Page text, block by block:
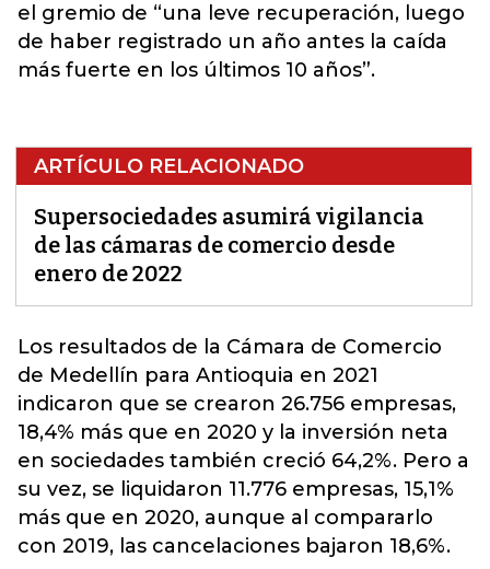
el gremio de “una leve recuperación, luego
de haber registrado un año antes la caída
más fuerte en los últimos 10 años”.
ARTÍCULO RELACIONADO
Supersociedades asumirá vigilancia
de las cámaras de comercio desde
enero de 2022
Los resultados de la Cámara de Comercio
de Medellín para Antioquia en 2021
indicaron que se crearon 26.756 empresas,
18,4% más que en 2020 y la inversión neta
en sociedades también creció 64,2%. Pero a
su vez, se liquidaron 11.776 empresas, 15,1%
más que en 2020, aunque al compararlo
con 2019, las cancelaciones bajaron 18,6%.